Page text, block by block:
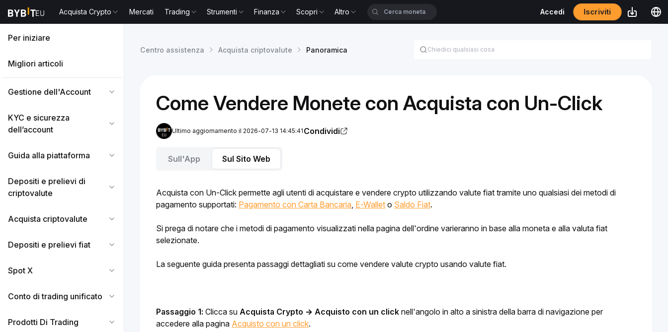
Acquista Crypto Mercati Trading Strumenti Finanza Scopri Altro Accedi Iscriviti
Per iniziare
Migliori articoli
Gestione dell'Account
KYC e sicurezza
dell’account
Guida alla piattaforma
Depositi e prelievi di
criptovalute
Acquista criptovalute
Depositi e prelievi fiat
Spot X
Conto di trading unificato
Prodotti Di Trading
Centro assistenza Acquista criptovalute Panoramica
Come Vendere Monete con Acquista con Un-Click
Ultimo aggiornamento il 2026-07-13 14:45:41 Condividi
Sull'App Sul Sito Web
Acquista con Un-Click permette agli utenti di acquistare e vendere crypto utilizzando valute fiat tramite uno qualsiasi dei metodi di
pagamento supportati: Pagamento con Carta Bancaria, E-Wallet o Saldo Fiat.
Si prega di notare che i metodi di pagamento visualizzati nella pagina dell'ordine varieranno in base alla moneta e alla valuta fiat
selezionate.
La seguente guida presenta passaggi dettagliati su come vendere valute crypto usando valute fiat.
Passaggio 1: Clicca su Acquista Crypto → Acquisto con un click nell'angolo in alto a sinistra della barra di navigazione per
accedere alla pagina Acquisto con un click.